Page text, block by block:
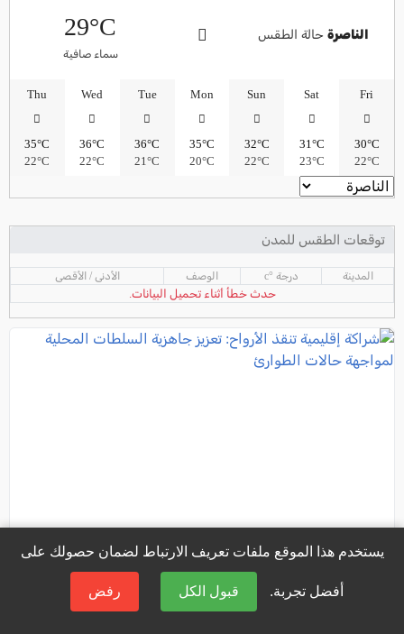
الناصرةحالة الطقس 29°C
سماء صافية
Fri
30°C
22°C
Sat
31°C
23°C
Sun
32°C
22°C
Mon
35°C
20°C
Tue
36°C
21°C
Wed
36°C
22°C
Thu
35°C
22°C
توقعات الطقس للمدن
المدينة درجة °c الوصف الأدنى / الأقصى
حدث خطأ أثناء تحميل البيانات.
يستخدم هذا الموقع ملفات تعريف الارتباط لضمان حصولك على
أفضل تجربة. قبول الكل رفض